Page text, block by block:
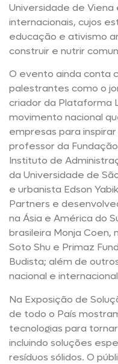
Universidade de
internacionais, cujos
educação e ativismo
construir e nutrir
O evento ainda conta
palestrantes como o
criador da Plataforma
movimento nacional
empresas para
professor da
Instituto de
da Universidade de
e urbanista Edson
Partners e
na Ásia e América do
brasileira Monja Coen,
Soto Shu e Primaz
Budista; além de
nacional e
Na Exposição de
de todo o País
tecnologias para
incluindo soluções
resíduos sólidos. O